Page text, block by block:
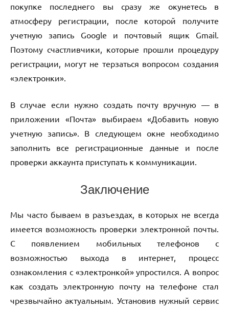
покупке последнего вы сразу же окунетесь в
атмосферу регистрации, после которой получите
учетную запись Google и почтовый ящик Gmail.
Поэтому счастливчики, которые прошли процедуру
регистрации, могут не терзаться вопросом создания
«электронки».
В случае если нужно создать почту вручную — в
приложении «Почта» выбираем «Добавить новую
учетную запись». В следующем окне необходимо
заполнить все регистрационные данные и после
проверки аккаунта приступать к коммуникации.
Заключение
Мы часто бываем в разъездах, в которых не всегда
имеется возможность проверки электронной почты.
С появлением мобильных телефонов с
возможностью выхода в интернет, процесс
ознакомления с «электронкой» упростился. А вопрос
как создать электронную почту на телефоне стал
чрезвычайно актуальным. Установив нужный сервис